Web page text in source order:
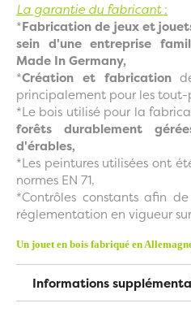
La garantie du fabricant:
*Fabrication de jeux et
sein d'une entreprise
Made In Germany,
*Création et fabrication
principalement pour les tout-
*Le bois utilisé pour la
forêts durablement
d'érables,
*Les peintures utilisées ont
normes EN 71,
*Contrôles constants afin
réglementation en vigueur
Un jouet en bois fabriqué en
Informations